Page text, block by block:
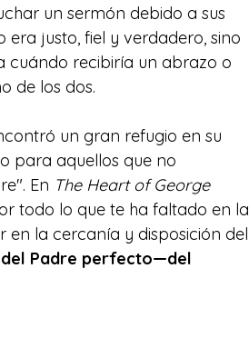
un sermón debido a sus
era justo, fiel y verdadero, sino
cuándo recibiría un abrazo o
de los dos.
un gran refugio en su
para aquellos que no
En The Heart of George
todo lo que te ha faltado en la
en la cercanía y disposición del
Padre perfecto—del